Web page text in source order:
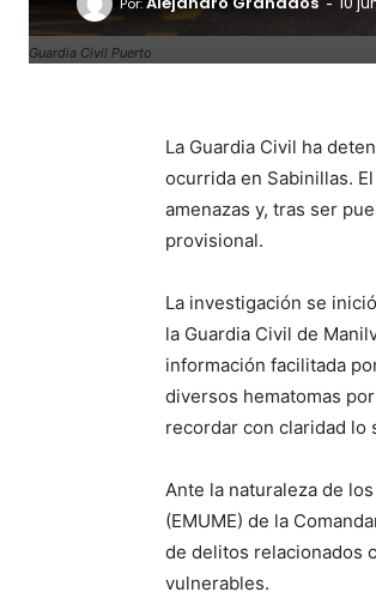
Guardia Civil Puerto
La Guardia Civil ha
ocurrida en Sabinillas.
amenazas y, tras ser
provisional.
La investigación se
la Guardia Civil de
información facilitada
diversos hematomas
recordar con claridad lo
Ante la naturaleza de
(EMUME) de la
de delitos relacionados
vulnerables.